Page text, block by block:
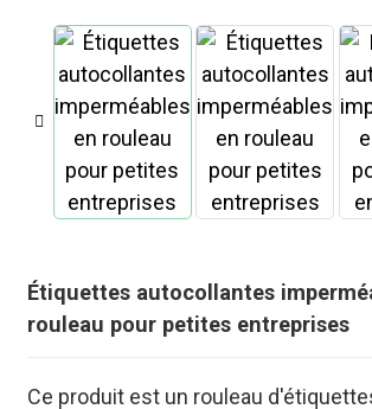
Étiquettes autocollantes
rouleau pour petites entreprises
Ce produit est un rouleau